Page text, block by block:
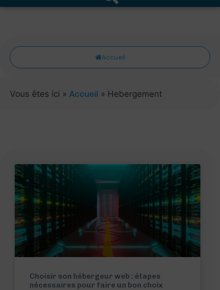
Accueil
Vous êtes ici » Accueil » Hebergement
Choisir son hébergeur web : étapes
nécessaires pour faire un bon choix